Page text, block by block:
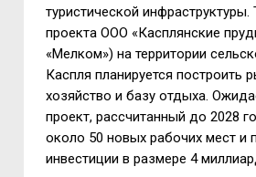
туристической инфраструктуры.
проекта ООО «Касплянские
«Мелком») на территории
Каспля планируется построить
хозяйство и базу отдыха.
проект, рассчитанный до 2028
около 50 новых рабочих мест и
инвестиции в размере 4